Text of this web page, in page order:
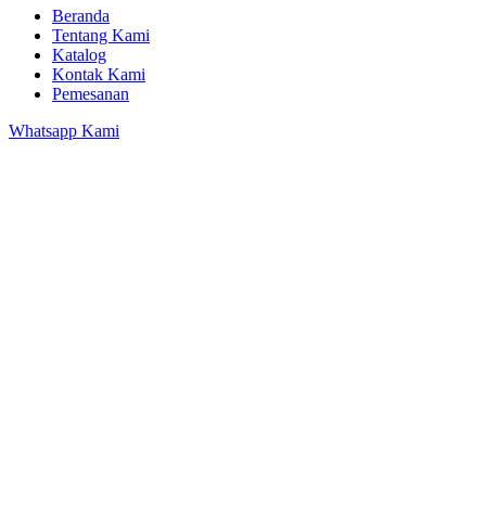
Beranda
Tentang Kami
Katalog
Kontak Kami
Pemesanan
Whatsapp Kami